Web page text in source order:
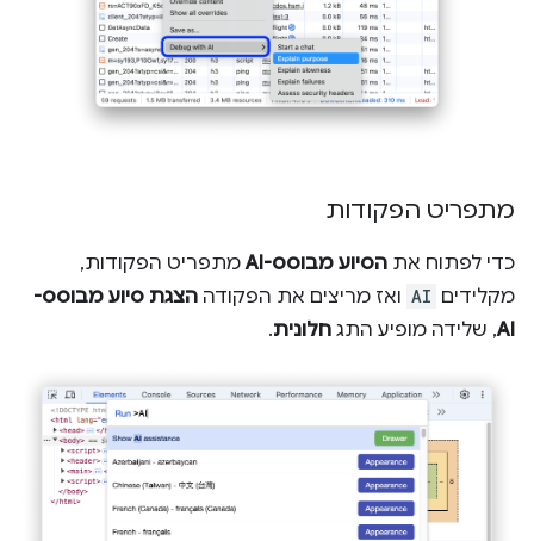
מתפריט הפקודות
כדי לפתוח את הסיוע מבוסס-AI
מתפריט הפקודות,
מקלידים AI ואז מריצים את הפקודה הצגת סיוע מבוסס-
AI, שלידה מופיע התג חלונית.